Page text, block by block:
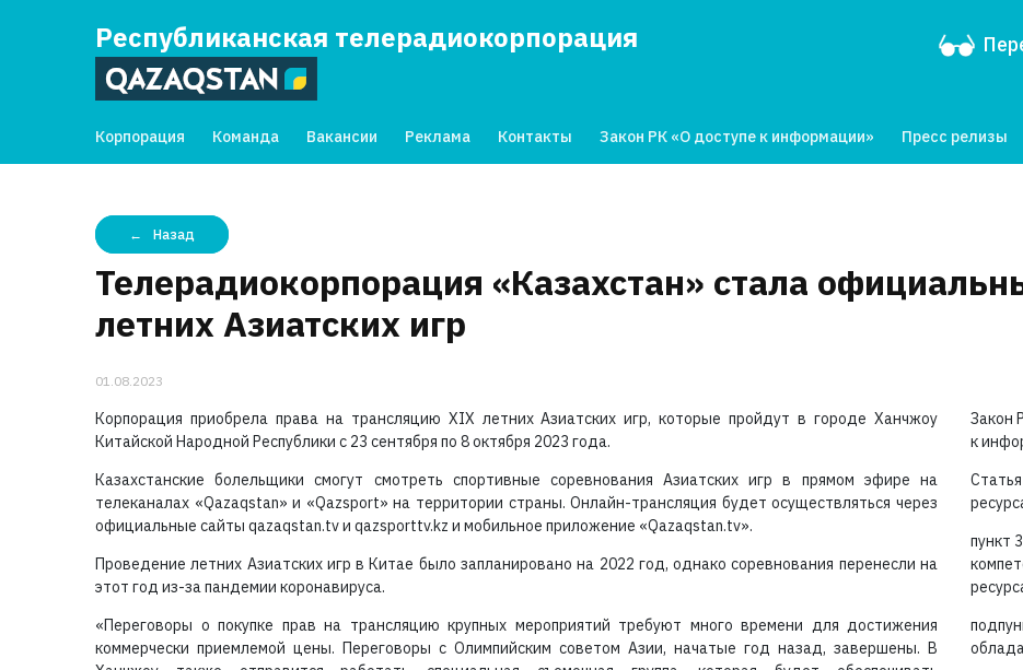
Республиканская телерадиокорпорация
Корпорация Команда Вакансии Реклама Контакты Закон РК «О доступе к информации» Пресс релизы
Назад
Телерадиокорпорация «Казахстан» стала
летних Азиатских игр
01.08.2023
Корпорация приобрела права на трансляцию XIX летних Азиатских игр, которые пройдут в городе Ханчжоу
Китайской Народной Республики с 23 сентября по 8 октября 2023 года.
Казахстанские болельщики смогут смотреть спортивные соревнования Азиатских игр в прямом эфире на
телеканалах «Qazaqstan» и «Qazsport» на территории страны. Онлайн-трансляция будет осуществляться через
официальные сайты qazaqstan.tv и qazsporttv.kz и мобильное приложение «Qazaqstan.tv».
Проведение летних Азиатских игр в Китае было запланировано на 2022 год, однако соревнования перенесли на
этот год из-за пандемии коронавируса.
«Переговоры о покупке прав на трансляцию крупных мероприятий требуют много времени для достижения
коммерчески приемлемой цены. Переговоры с Олимпийским советом Азии, начатые год назад, завершены. В
Закон
к
пункт